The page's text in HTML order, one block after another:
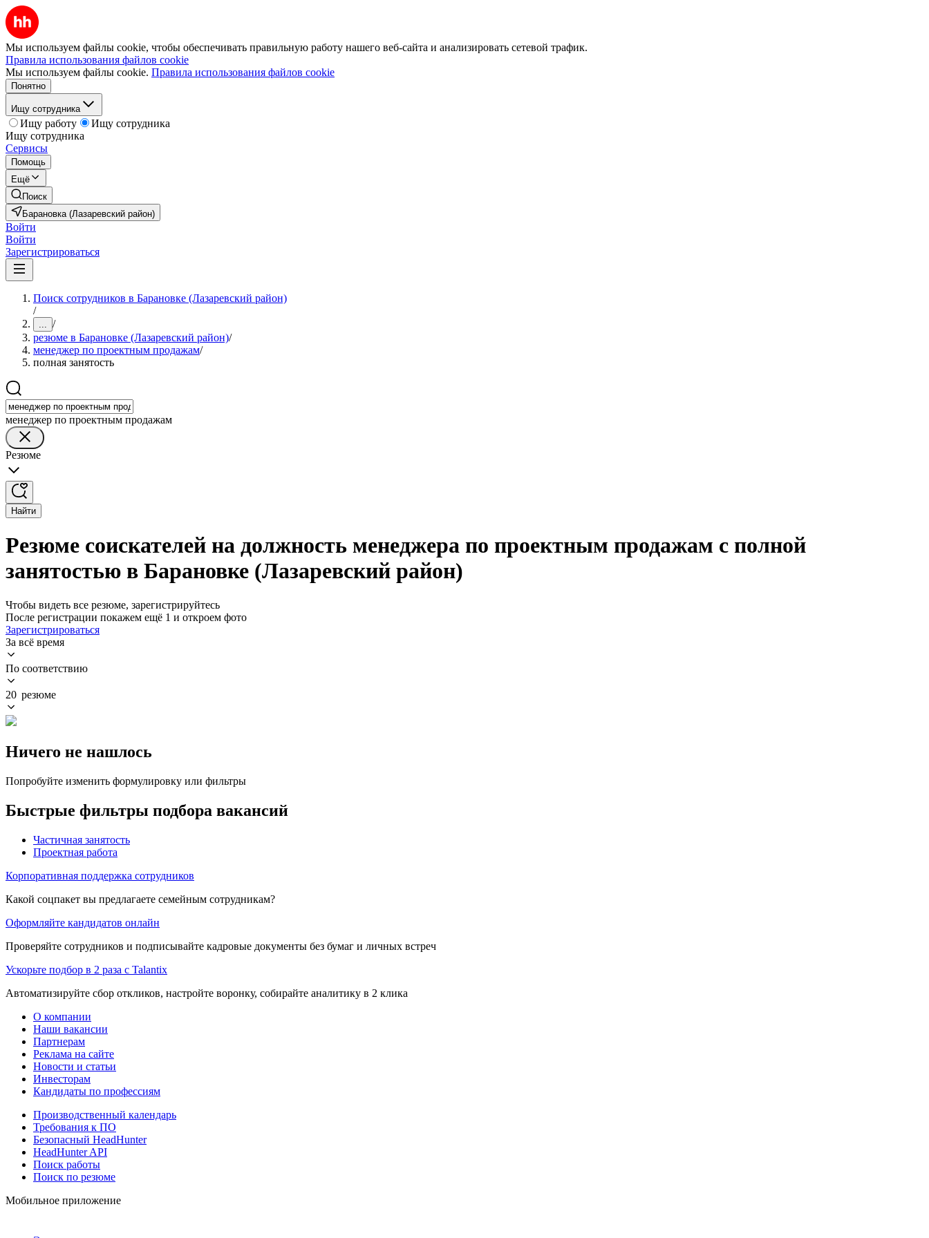
Мы используем файлы cookie, чтобы обеспечивать правильную работу нашего веб-сайта и анализировать сетевой трафик.
Правила использования файлов cookie
Мы используем файлы cookie. Правила использования файлов cookie
Понятно
Ищу сотрудника
Ищу работу
Ищу сотрудника
Ищу сотрудника
Сервисы
Помощь
Ещё
Поиск
Барановка (Лазаревский район)
Войти
Войти
Зарегистрироваться
Поиск сотрудников в Барановке (Лазаревский район)
/
... /
резюме в Барановке (Лазаревский район)/
менеджер по проектным продажам/
полная занятость
менеджер по проектным продажам
Резюме
Найти
Резюме соискателей на должность менеджера по проектным продажам с полной
занятостью в Барановке (Лазаревский район)
Чтобы видеть все резюме, зарегистрируйтесь
После регистрации покажем ещё 1 и откроем фото
Зарегистрироваться
За всё время
По соответствию
20 резюме
Ничего не нашлось
Попробуйте изменить формулировку или фильтры
Быстрые фильтры подбора вакансий
Частичная занятость
Проектная работа
Корпоративная поддержка сотрудников
Какой соцпакет вы предлагаете семейным сотрудникам?
Оформляйте кандидатов онлайн
Проверяйте сотрудников и подписывайте кадровые документы без бумаг и личных встреч
Ускорьте подбор в 2 раза с Talantix
Автоматизируйте сбор откликов, настройте воронку, собирайте аналитику в 2 клика
О компании
Наши вакансии
Партнерам
Реклама на сайте
Новости и статьи
Инвесторам
Кандидаты по профессиям
Производственный календарь
Требования к ПО
Безопасный HeadHunter
HeadHunter API
Поиск работы
Поиск по резюме
Мобильное приложение